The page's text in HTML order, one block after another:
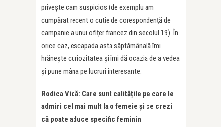
privește cam suspicios (de exemplu am
cumpărat recent o cutie de corespondență de
campanie a unui ofițer francez din secolul 19). În
orice caz, escapada asta săptămânală îmi
hrănește curiozitatea și îmi dă ocazia de a vedea
și pune mâna pe lucruri interesante.
Rodica Vică: Care sunt calitățile pe care le
admiri cel mai mult la o femeie și ce crezi
că poate aduce specific feminin